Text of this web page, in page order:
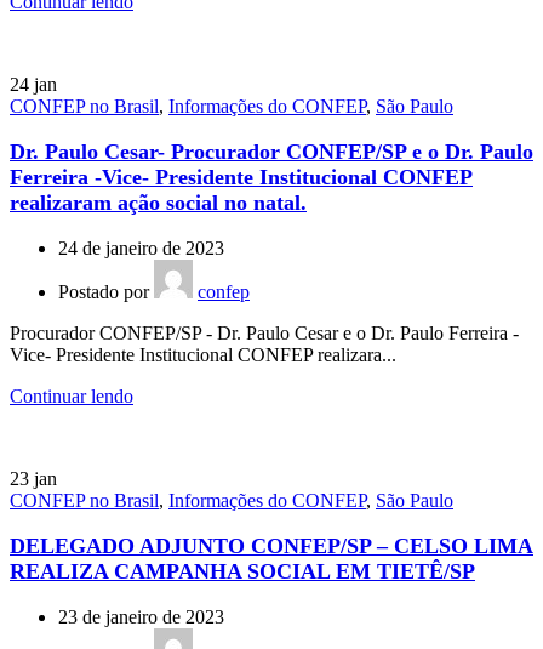
24 jan
CONFEP no Brasil, Informações do CONFEP, São Paulo
Dr. Paulo Cesar- Procurador CONFEP/SP e o Dr. Paulo
Ferreira -Vice- Presidente Institucional CONFEP
realizaram ação social no natal.
24 de janeiro de 2023
Postado por
confep
Procurador CONFEP/SP - Dr. Paulo Cesar e o Dr. Paulo Ferreira -
Vice- Presidente Institucional CONFEP realizara...
Continuar lendo
23 jan
CONFEP no Brasil, Informações do CONFEP, São Paulo
DELEGADO ADJUNTO CONFEP/SP – CELSO LIMA
REALIZA CAMPANHA SOCIAL EM TIETÊ/SP
23 de janeiro de 2023